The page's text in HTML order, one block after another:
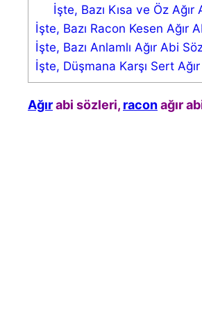
İşte, Bazı Kısa ve Öz Ağır
İşte, Bazı Racon Kesen Ağır
İşte, Bazı Anlamlı Ağır Abi
İşte, Düşmana Karşı Sert
Ağırabi sözleri, raconağır